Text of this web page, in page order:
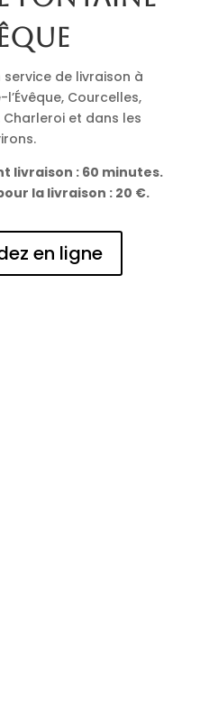
de livraison à
Courcelles,
et dans les
livraison : 60 minutes.
la livraison : 20 €.
en ligne